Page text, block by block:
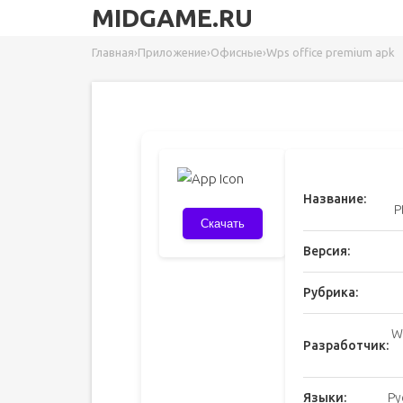
MIDGAME.RU
Главная›Приложение›Офисные›Wps office premium apk
Скачать
Название:
Версия:
Рубрика:
Разработчик:
Языки: